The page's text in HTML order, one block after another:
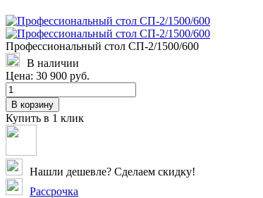
Профессиональный стол СП-2/1500/600
В наличии
Цена: 30 900 руб.
В корзину
Купить в 1 клик
Нашли дешевле? Сделаем скидку!
Рассрочка